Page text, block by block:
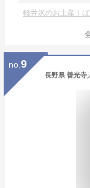
軽井沢のお土産｜
no. 9